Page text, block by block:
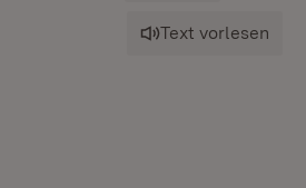
Text vorlesen